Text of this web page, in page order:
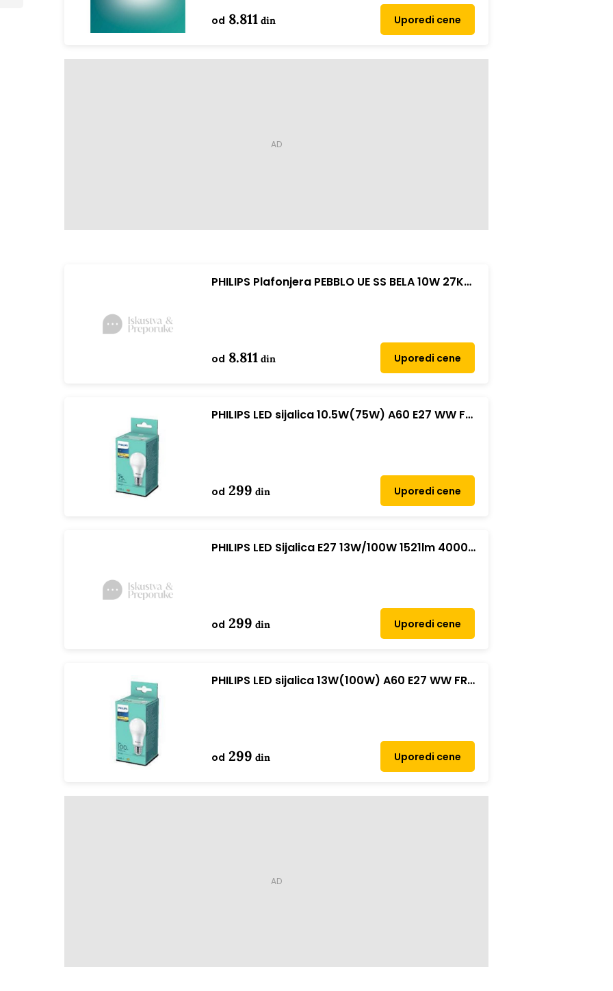
od 8.811 din Uporedi cene
PHILIPS Plafonjera PEBBLO UE SS BELA 10W 27K
od 8.811 din Uporedi cene
PHILIPS LED sijalica 10.5W(75W) A60 E27 WW FR
od 299 din Uporedi cene
PHILIPS LED Sijalica E27 13W/100W 1521lm 4000K
od 299 din Uporedi cene
PHILIPS LED sijalica 13W(100W) A60 E27 WW FR
od 299 din Uporedi cene